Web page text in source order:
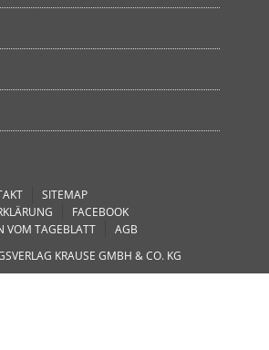
SITEMAP
FACEBOOK
VOM TAGEBLATT
AGB
KRAUSE GMBH & CO. KG